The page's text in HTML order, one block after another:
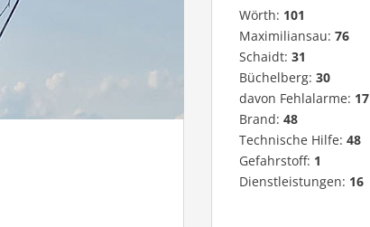
Wörth: 101
Maximiliansau: 76
Schaidt: 31
Büchelberg: 30
davon Fehlalarme: 17
Brand: 48
Technische Hilfe: 48
Gefahrstoff: 1
Dienstleistungen: 16